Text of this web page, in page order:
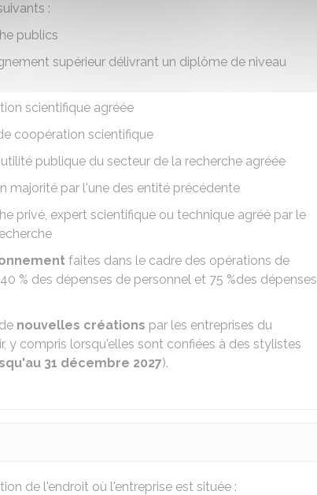
:
publics
supérieur délivrant un diplôme de niveau
scientifique agréée
coopération scientifique
publique du secteur de la recherche agréée
majorité par l'une des entité précédente
privé, expert scientifique ou technique agréé par le
faites dans le cadre des opérations de
40 % des dépenses de personnel et 75 %des dépenses
nouvelles créations par les entreprises du
y compris lorsqu'elles sont confiées à des stylistes
31 décembre 2027).
de l'endroit où l'entreprise est située :